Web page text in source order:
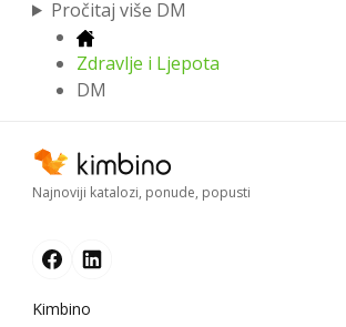
Pročitaj više DM
Zdravlje i Ljepota
DM
Najnoviji katalozi, ponude, popusti
Kimbino